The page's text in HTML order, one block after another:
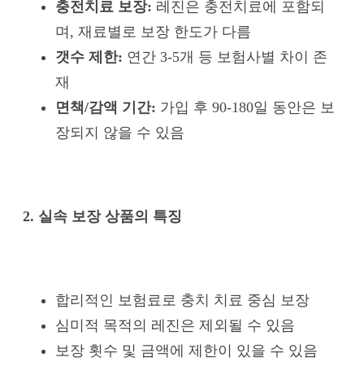
충전치료 보장: 레진은 충전치료에 포함되
며, 재료별로 보장 한도가 다름
갯수 제한: 연간 3-5개 등 보험사별 차이 존
재
면책/감액 기간: 가입 후 90-180일 동안은 보
장되지 않을 수 있음
2. 실속 보장 상품의 특징
합리적인 보험료로 충치 치료 중심 보장
심미적 목적의 레진은 제외될 수 있음
보장 횟수 및 금액에 제한이 있을 수 있음